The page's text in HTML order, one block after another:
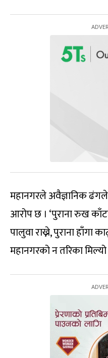
महानगरले अवैज्ञानिक
आरोप छ । ‘पुराना रुख
पालुवा राख्ने, पुराना हाँगा
महानगरको न तरिका